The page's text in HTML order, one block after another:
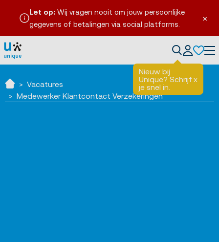
×
Let op: Wij vragen nooit om jouw persoonlijke
gegevens of betalingen via social platforms.
Nieuw bij
Unique? Schrijf
je snel in.
x
Home
Vacatures
Medewerker Klantcontact Verzekeringen